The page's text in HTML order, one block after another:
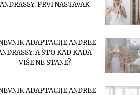
ANDRASSY. PRVI NASTAVAK
ADAPTACIJE ANDREE
A ŠTO KAD KADA
VIŠE NE STANE?
ADAPTACIJE ANDREE